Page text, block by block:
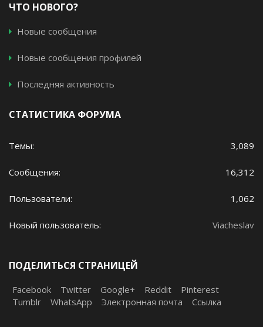
ЧТО НОВОГО?
Новые сообщения
Новые сообщения профилей
Последняя активность
СТАТИСТИКА ФОРУМА
Темы 3,089
Сообщения 16,312
Пользователи 1,062
Новый пользователь Viacheslav
ПОДЕЛИТЬСЯ СТРАНИЦЕЙ
Facebook Twitter Google+ Reddit
Pinterest
Tumblr
WhatsApp Электронная почта Ссылка